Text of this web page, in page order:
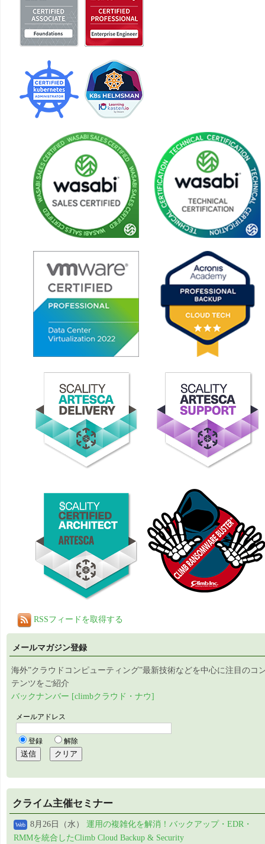
RSSフィードを取得する
メールマガジン登録
海外”クラウドコンピューティング”最新技術などを中心に注目のコ
テンツをご紹介
バックナンバー [climbクラウド・ナウ]
クライム主催セミナー
Web 8月26日（水） 運用の複雑化を解消！バックアップ・EDR・
RMMを統合したClimb Cloud Backup & Security